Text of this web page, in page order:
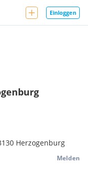
Einloggen
Herzogenburg
Melden